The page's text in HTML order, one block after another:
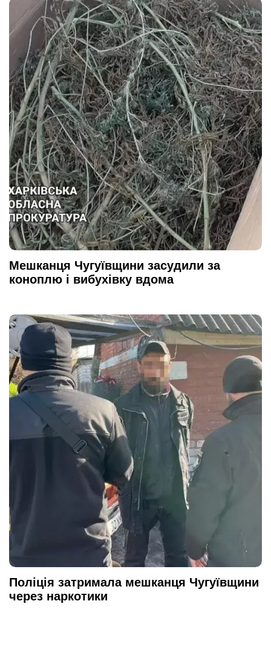
Мешканця Чугуївщини засудили за
коноплю і вибухівку вдома
Поліція затримала мешканця Чугуївщини
через наркотики